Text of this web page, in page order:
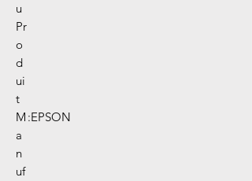
u
Pr
o
d
ui
t
M
a
n
uf
:EPSON